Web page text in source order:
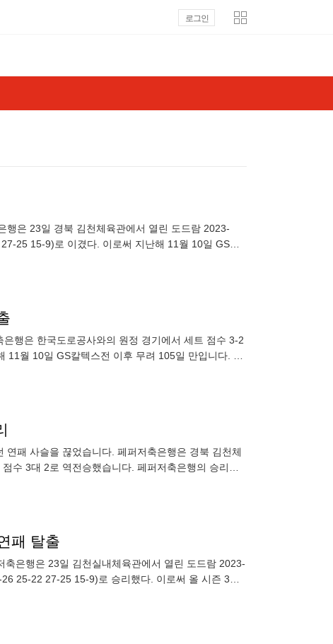
로그인
행은 23일 경북 김천체육관에서 열린 도드람 2023-
25 15-9)로 이겼다. 이로써 지난해 11월 10일 GS칼
행은 한국도로공사와의 원정 경기에서 세트 점수 3-2
월 10일 GS칼텍스전 이후 무려 105일 만입니다. 주
패 사슬을 끊었습니다. 페퍼저축은행은 경북 김천체
수 3대 2로 역전승했습니다. 페퍼저축은행의 승리는
패 탈출
은행은 23일 김천실내체육관에서 열린 도드람 2023-
25-22 27-25 15-9)로 승리했다. 이로써 올 시즌 3승